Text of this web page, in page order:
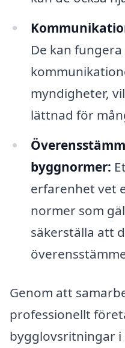
De kan
myndigheter,
lättnad för
byggnormer:
erfarenhet vet
normer som
säkerställa att
Genom att
professionellt
bygglovsritningar